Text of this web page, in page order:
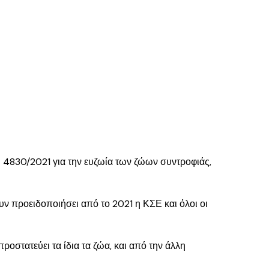
4830/2021 για την ευζωία των ζώων συντροφιάς,
προειδοποιήσει από το 2021 η ΚΣΕ και όλοι οι
τα ίδια τα ζώα, και από την άλλη